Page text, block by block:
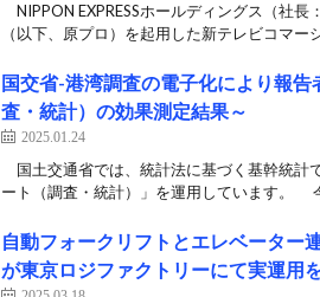
NIPPON EXPRESSホールディングス（社
（以下、原プロ）を起用した新テレビコマー
国交省-港湾調査の電子化により報
査・統計）の効果測定結果～
2025.01.24
国土交通省では、統計法に基づく基幹統計
ート（調査・統計）」を運用しています。
自動フォークリフトとエレベーター
が東京ロジファクトリーにて実運用